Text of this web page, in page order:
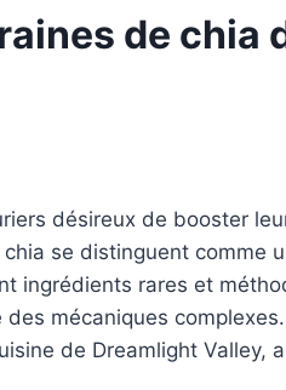
de chia
désireux de booster
se distinguent comme
ingrédients rares et
mécaniques
de Dreamlight Valley,